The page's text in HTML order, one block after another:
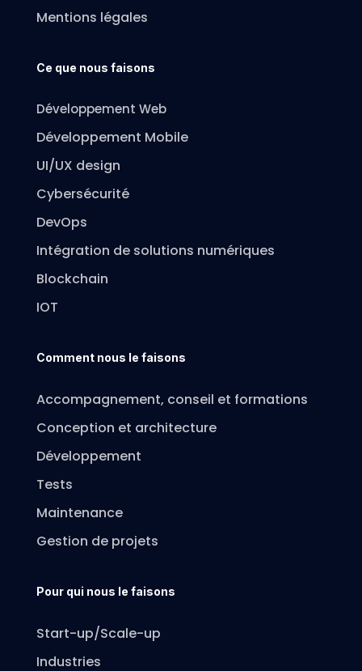
Mentions légales
Ce que nous faisons
Développement Web
Développement Mobile
UI/UX design
Cybersécurité
DevOps
Intégration de solutions numériques
Blockchain
IOT
Comment nous le faisons
Accompagnement, conseil et formations
Conception et architecture
Développement
Tests
Maintenance
Gestion de projets
Pour qui nous le faisons
Start-up/Scale-up
Industries